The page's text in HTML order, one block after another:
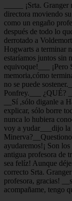
_____ ¡Srta.
directora moviendo
como un engaño
después de todo lo
derrotado a
Hogwarts a terminar
estaríamos juntos sin
equivoque!___ ¡Pero
memoria,cómo
no se puede
Ponfrey.___ ¿QUÉ?
__Sí ,sólo diganle a
explicar, sólo borre
nunca lo hubiera
voy a yudar___dijo la
ayudaremos!¡ Son
antigua profesora de
sea felíz! Aunque
correcto Srta.
profesora, gracias!
acompañame, tengo